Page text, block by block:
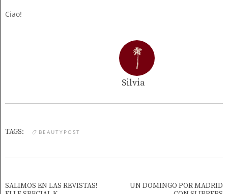
Ciao!
Silvia
TAGS: BEAUTYPOST
SALIMOS EN LAS REVISTAS!
UN DOMINGO POR MADRID